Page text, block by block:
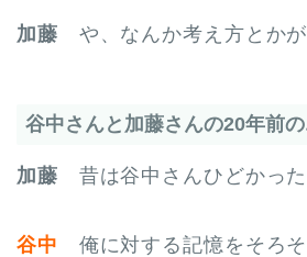
加藤 や、なんか考え方とかが
谷中さんと加藤さんの20年前
加藤 昔は谷中さんひどかった
谷中 俺に対する記憶をそろ